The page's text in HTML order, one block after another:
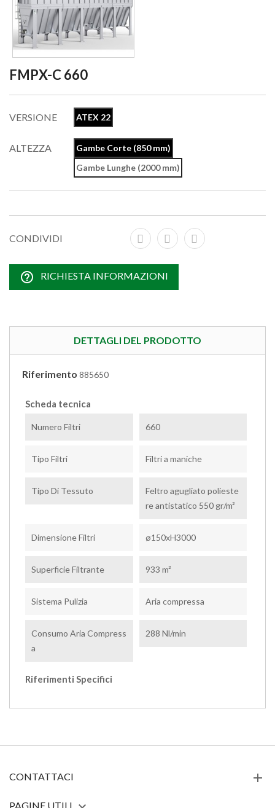
FMPX-C 660
VERSIONE ATEX 22
ALTEZZA
Gambe Corte (850 mm)
Gambe Lunghe (2000 mm)
CONDIVIDI
help_outline RICHIESTA INFORMAZIONI
DETTAGLI DEL PRODOTTO
Riferimento 885650
Scheda tecnica
Numero Filtri 660
Tipo Filtri Filtri a maniche
Tipo Di Tessuto
Feltro agugliato polieste
re antistatico 550 gr/m²
Dimensione Filtri ø150xH3000
Superficie Filtrante 933 m²
Sistema Pulizia Aria compressa
Consumo Aria Compress
A
288 Nl/min
Riferimenti Specifici
CONTATTACI
PAGINE UTILI